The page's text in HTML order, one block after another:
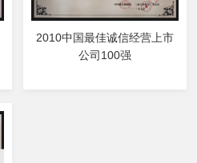
2010中国最佳诚信经营上市
公司100强